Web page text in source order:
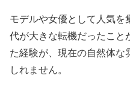
モデルや女優として人気を
代が大きな転機だったこと
た経験が、現在の自然体な
しれません。